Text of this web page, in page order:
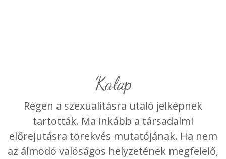
Kalap
Régen a szexualitásra utaló jelképnek
tartották. Ma inkább a társadalmi
előrejutásra törekvés mutatójának. Ha nem
az álmodó valóságos helyzetének megfelelő,